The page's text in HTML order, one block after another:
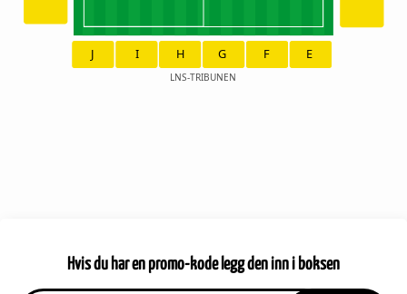
J I H G F E
LNS-TRIBUNEN
Hvis du har en promo-kode legg den inn i boksen